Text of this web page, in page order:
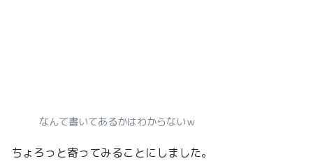
なんて書いてあるかはわからないｗ
ちょろっと寄ってみることにしました。